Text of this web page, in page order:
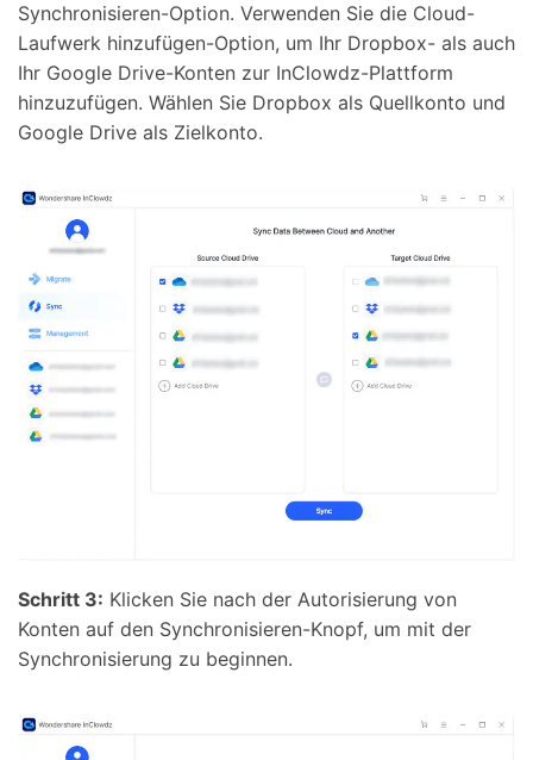
Synchronisieren-Option. Verwenden Sie die Cloud-
Laufwerk hinzufügen-Option, um Ihr Dropbox- als auch
Ihr Google Drive-Konten zur InClowdz-Plattform
hinzuzufügen. Wählen Sie Dropbox als Quellkonto und
Google Drive als Zielkonto.
Schritt 3: Klicken Sie nach der Autorisierung von
Konten auf den Synchronisieren-Knopf, um mit der
Synchronisierung zu beginnen.